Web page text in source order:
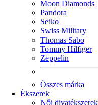
Moon Diamonds
Pandora
Seiko
Swiss Military
Thomas Sabo
Tommy Hilfiger
Zeppelin
Összes márka
Ékszerek
Női divatékszerek